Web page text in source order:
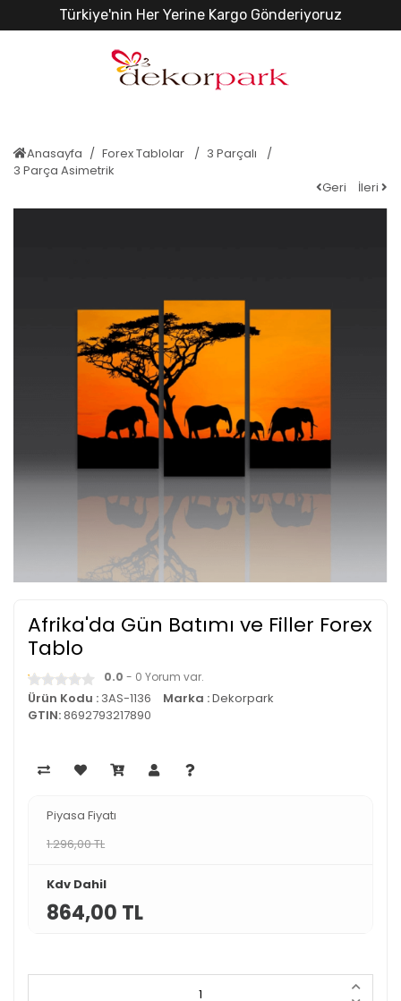
Türkiye'nin Her Yerine Kargo Gönderiyoruz
Anasayfa Forex Tablolar
3 Parçalı
3 Parça Asimetrik
Geri
İleri
Afrika'da Gün Batımı ve Filler Forex
Tablo
0.0 - 0 Yorum var.
Ürün Kodu : 3AS-1136 Marka :Dekorpark
GTIN:8692793217890
Piyasa Fiyatı
1.296,00 TL
Kdv Dahil
864,00 TL